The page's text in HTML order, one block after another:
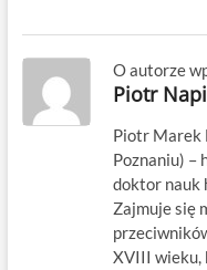
O autorze
Piotr
Piotr Marek
Poznaniu) –
doktor nauk
Zajmuje się
XVIII wieku,